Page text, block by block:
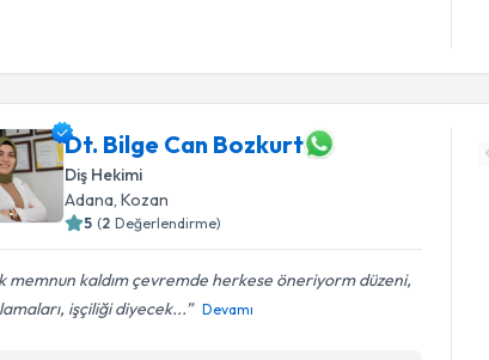
Dt. Bilge Can Bozkurt
Diş Hekimi
Adana, Kozan
5 (2 Değerlendirme)
memnun kaldım çevremde herkese öneriyorm düzeni,
işçiliği diyecek...
Devamı